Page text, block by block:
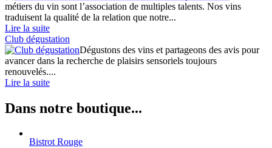
métiers du vin sont l’association de multiples talents. Nos vins
traduisent la qualité de la relation que notre...
Lire la suite
Club dégustation
Dégustons des vins et partageons des avis pour
avancer dans la recherche de plaisirs sensoriels toujours
renouvelés....
Lire la suite
Dans notre boutique...
Bistrot Rouge